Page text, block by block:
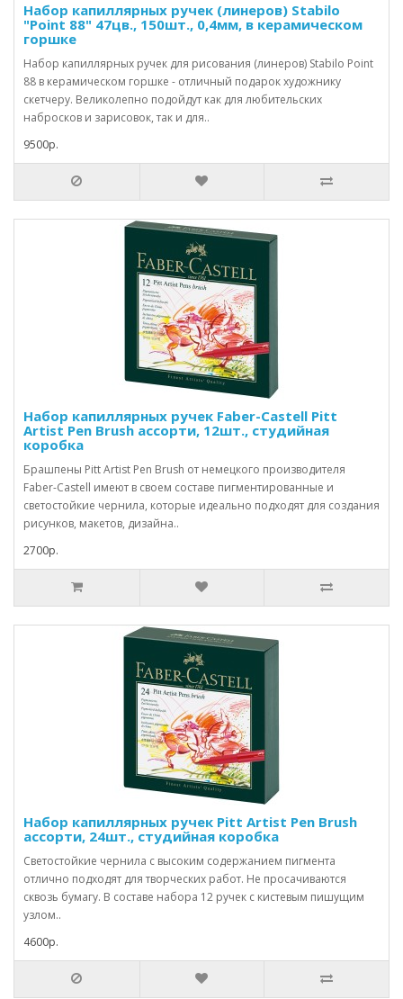
Набор капиллярных ручек (линеров) Stabilo
"Point 88" 47цв., 150шт., 0,4мм, в керамическом
горшке
Набор капиллярных ручек для рисования (линеров) Stabilo Point
88 в керамическом горшке - отличный подарок художнику
скетчеру. Великолепно подойдут как для любительских
набросков и зарисовок, так и для..
9500р.
Набор капиллярных ручек Faber-Castell Pitt
Artist Pen Brush ассорти, 12шт., студийная
коробка
Брашпены Pitt Artist Pen Brush от немецкого производителя
Faber-Castell имеют в своем составе пигментированные и
светостойкие чернила, которые идеально подходят для создания
рисунков, макетов, дизайна..
2700р.
Набор капиллярных ручек Pitt Artist Pen Brush
ассорти, 24шт., студийная коробка
Светостойкие чернила с высоким содержанием пигмента
отлично подходят для творческих работ. Не просачиваются
сквозь бумагу. В составе набора 12 ручек с кистевым пишущим
узлом..
4600р.